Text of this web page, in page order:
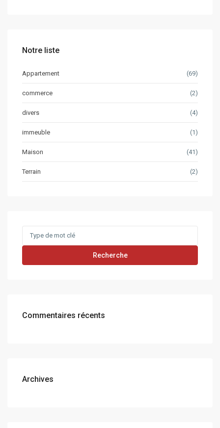
Notre liste
Appartement (69)
commerce (2)
divers (4)
immeuble (1)
Maison (41)
Terrain (2)
Recherche
Commentaires récents
Archives